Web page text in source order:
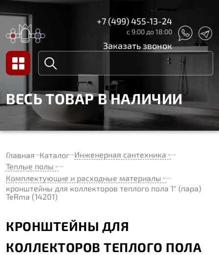
+7 (499) 455-13-24
с 9:00 до 18:00
Заказать звонок
ВЕСЬ ТОВАР В НАЛИЧИИ
Главная Каталог Инженерная сантехника
Теплые полы
Комплектующие и расходные материалы
кронштейны для коллекторов теплого пола 1" (пара)
TeRma (14201)
КРОНШТЕЙНЫ ДЛЯ
КОЛЛЕКТОРОВ ТЕПЛОГО ПОЛА